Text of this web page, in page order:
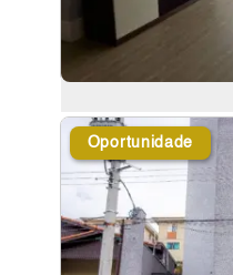
Oportunidade